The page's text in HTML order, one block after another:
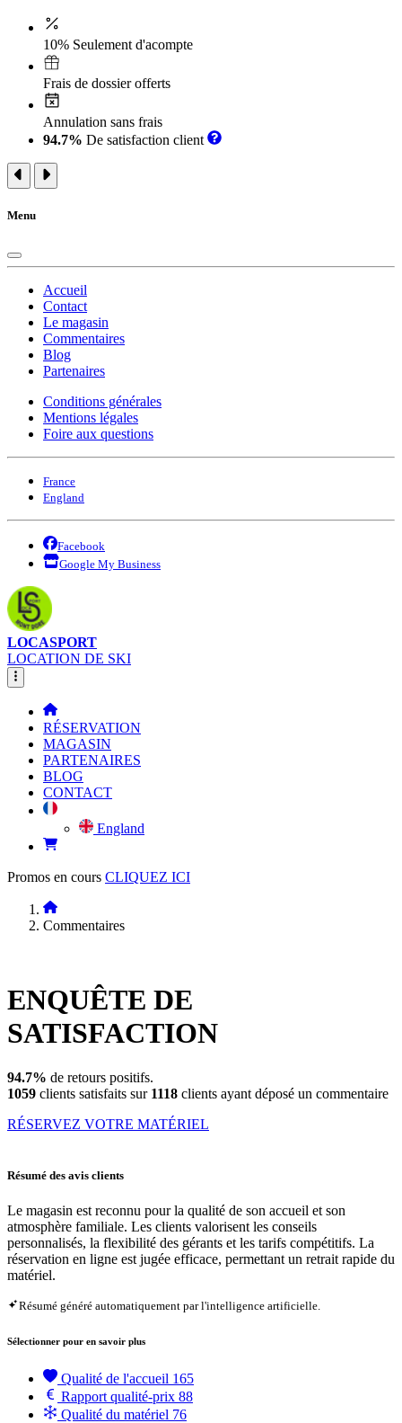
10% Seulement d'acompte
Frais de dossier offerts
Annulation sans frais
94.7% De satisfaction client
Menu
Accueil
Contact
Le magasin
Commentaires
Blog
Partenaires
Conditions générales
Mentions légales
Foire aux questions
France
England
Facebook
Google My Business
LOCASPORT
LOCATION DE SKI
RÉSERVATION
MAGASIN
PARTENAIRES
BLOG
CONTACT
England
Promos en cours CLIQUEZ ICI
Commentaires
ENQUÊTE DE
SATISFACTION
94.7% de retours positifs.
1059 clients satisfaits sur 1118 clients ayant déposé un commentaire
RÉSERVEZ VOTRE MATÉRIEL
Résumé des avis clients
Le magasin est reconnu pour la qualité de son accueil et son
atmosphère familiale. Les clients valorisent les conseils
personnalisés, la flexibilité des gérants et les tarifs compétitifs. La
réservation en ligne est jugée efficace, permettant un retrait rapide du
matériel.
Résumé généré automatiquement par l'intelligence artificielle.
Sélectionner pour en savoir plus
Qualité de l'accueil 165
Rapport qualité-prix 88
Qualité du matériel 76